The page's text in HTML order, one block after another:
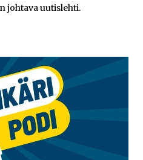
johtava uutislehti.